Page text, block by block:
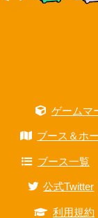
ゲームマ
ブース＆ホ
ブース一覧
公式Twitter
利用規約